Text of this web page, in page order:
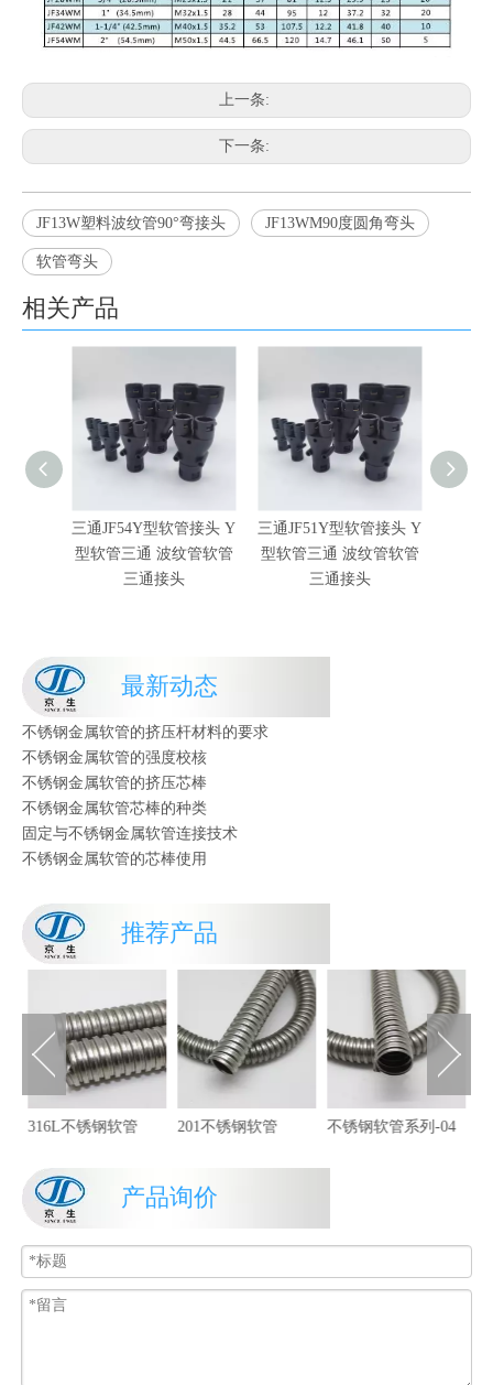
上一条:
下一条:
JF13W塑料波纹管90°弯接头 JF13WM90度圆角弯头
软管弯头
相关产品
三通JF54Y型软管接头 Y
型软管三通 波纹管软管
三通接头
三通JF51Y型软管接头 Y
型软管三通 波纹管软管
三通接头
最新动态
不锈钢金属软管芯棒的种类
固定与不锈钢金属软管连接技术
不锈钢金属软管芯棒对材料的要求
不锈钢金属软管的工况条件
不锈钢金属软管的挤压杆材料的要求
不锈钢金属软管的强度校核
不锈钢金属软管的挤压芯棒
不锈钢金属软管芯棒的种类
固定与不锈钢金属软管连接技术
不锈钢金属软管的芯棒使用
不锈钢金属软管的挤压杆种类
不锈钢金属软管芯棒对材料的要求
不锈钢金属软管的工况条件
推荐产品
316L不锈钢软管 201不锈钢软管 不锈钢软管系列-04
产品询价